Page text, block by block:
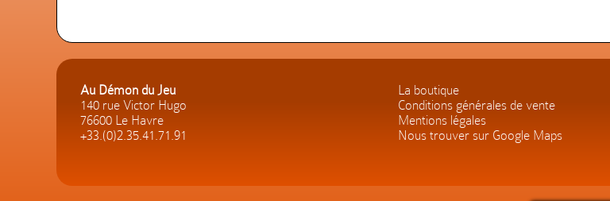
Au Démon du Jeu
140 rue Victor Hugo
76600 Le Havre
+33.(0)2.35.41.71.91
La boutique
Conditions générales de vente
Mentions légales
Nous trouver sur Google Maps